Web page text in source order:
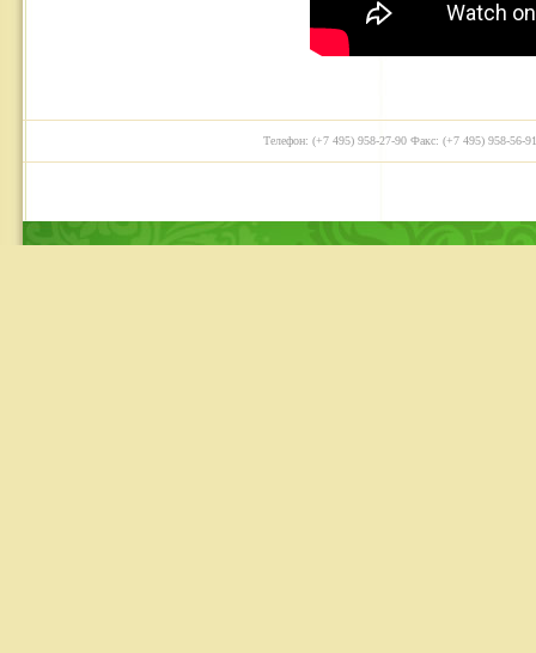
Телефон: (+7 495) 958-27-90 Факс: (+7 495) 958-56-